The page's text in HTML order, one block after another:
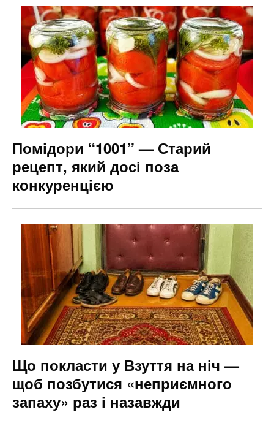
Помідори “1001” — Старий
рецепт, який досі поза
конкуренцією
Що покласти у Взуття на ніч —
щоб позбутися «неприємного
запаху» раз і назавжди